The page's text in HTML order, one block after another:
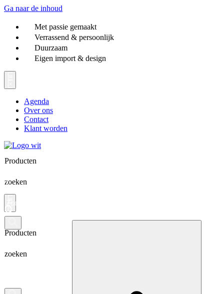
Ga naar de inhoud
Met passie gemaakt
Verrassend & persoonlijk
Duurzaam
Eigen import & design
Agenda
Over ons
Contact
Klant worden
Producten
zoeken
Producten
zoeken